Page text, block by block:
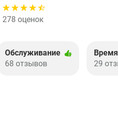
278 оценок
Обслуживание
68 отзывов
29